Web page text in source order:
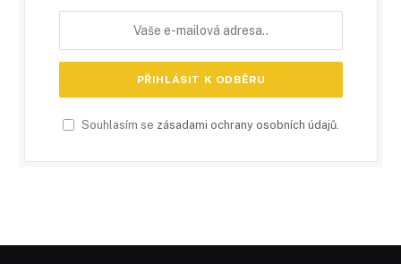
Souhlasím se zásadami ochrany osobních údajů.